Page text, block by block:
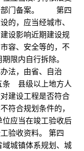
部门备案。 第四
，应当经城市、
设影响近期建设规
容、安全等的，不
内自行拆除。
法，由省、自治
县级以上地方人
建设工程是否符合
符合规划条件的，
应当在竣工验收后
验收资料。 第四
镇体系规划、城